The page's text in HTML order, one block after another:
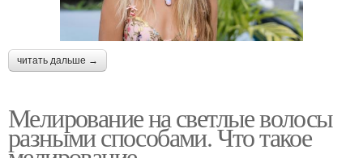
читать дальше →
Мелирование на светлые волосы
разными способами. Что такое